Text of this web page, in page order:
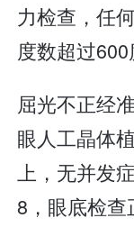
力检查，任
度数超过600
屈光不正经
眼人工晶体
上，无并发
8，眼底检查